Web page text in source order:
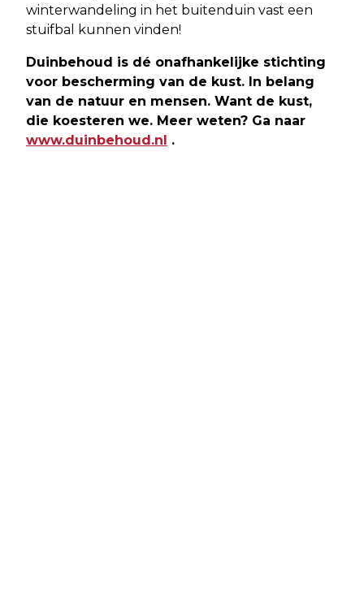
winterwandeling in het buitenduin vast een
stuifbal kunnen vinden!
Duinbehoud is dé onafhankelijke stichting
voor bescherming van de kust. In belang
van de natuur en mensen. Want de kust,
die koesteren we. Meer weten? Ga naar
www.duinbehoud.nl
.